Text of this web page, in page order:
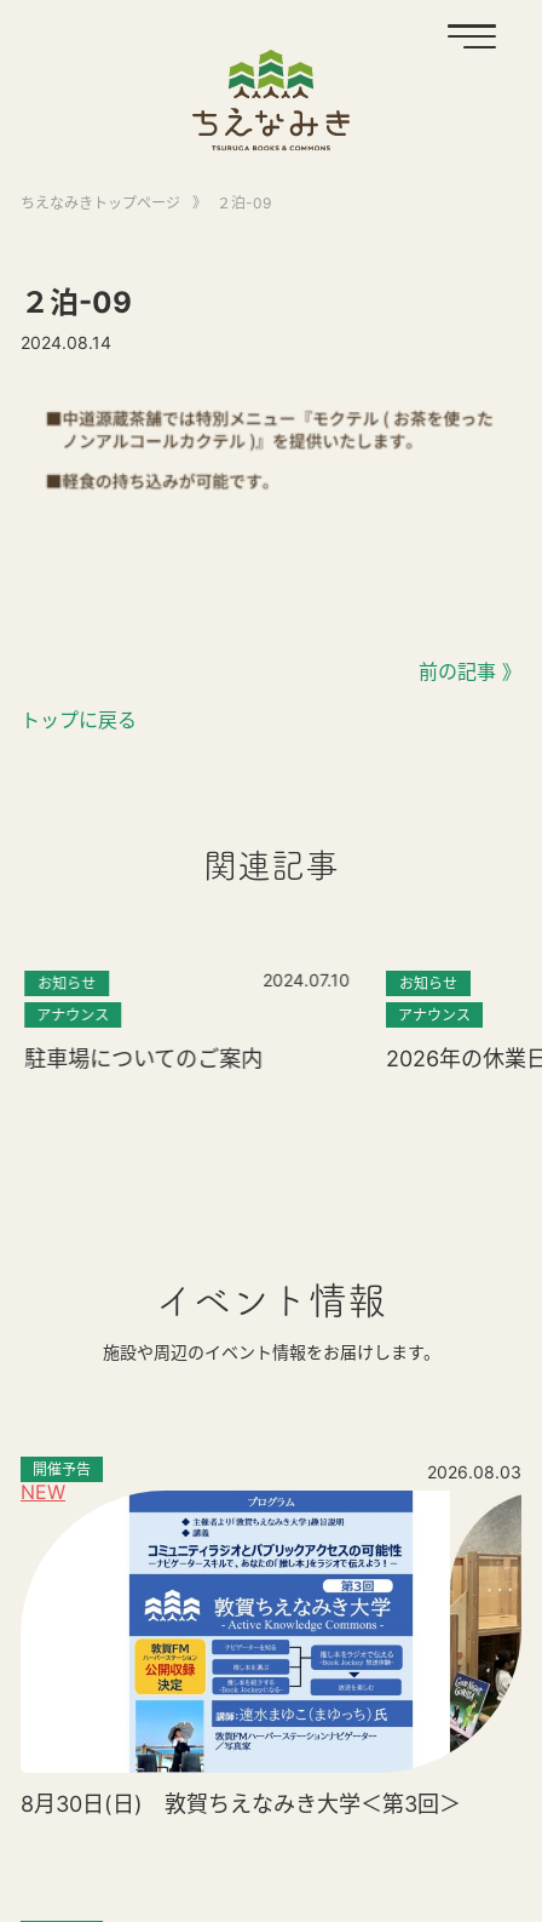
ちえなみきトップページ 》 ２泊-09
２泊-09
2024.08.14
トップに戻る
前の記事 》
関連記事
お知らせ
アナウンス
2024.07.10
駐車場についてのご案内
お知らせ
アナウンス
2026年の休業
イベント情報
施設や周辺のイベント情報をお届けします。
NEW
開催予告 2026.08.03
8月30日(日) 敦賀ちえなみき大学＜第3回＞